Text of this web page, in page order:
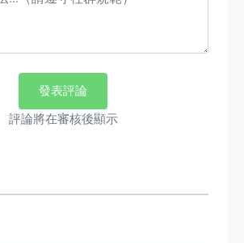
發表評論
評論將在審核後顯示